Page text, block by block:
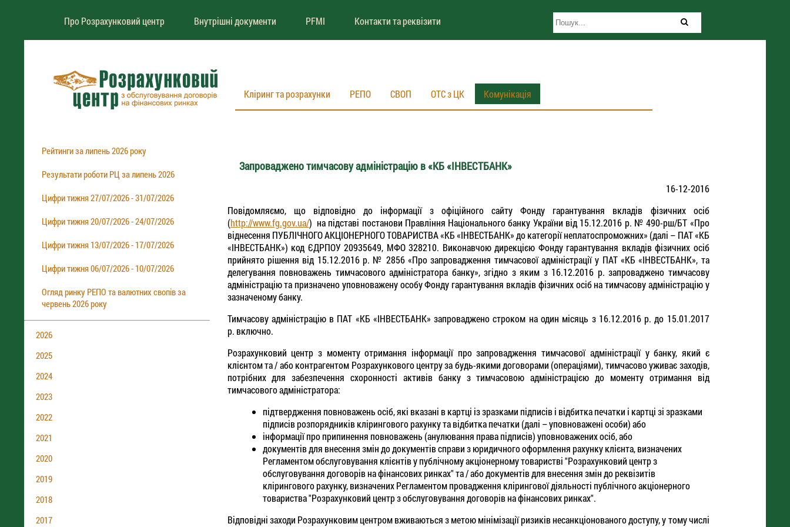
Про Розрахунковий центр Внутрішні документи PFMI Контакти та реквізити
Кліринг та розрахунки РЕПО СВОП ОТС з ЦК Комунікація
Рейтинги за липень 2026 року
Результати роботи РЦ за липень 2026
Цифри тижня 27/07/2026 - 31/07/2026
Цифри тижня 20/07/2026 - 24/07/2026
Цифри тижня 13/07/2026 - 17/07/2026
Цифри тижня 06/07/2026 - 10/07/2026
Огляд ринку РЕПО та валютних свопів за
червень 2026 року
2026
2025
2024
2023
2022
2021
2020
2019
2018
2017
Запроваджено тимчасову адміністрацію в «КБ «ІНВЕСТБАНК»
16-12-2016
Повідомляємо, що відповідно до інформації з офіційного сайту Фонду гарантування вкладів фізичних осіб
(http://www.fg.gov.ua/) на підставі постанови Правління Національного банку України від 15.12.2016 р. № 490-рш/БТ «Про
віднесення ПУБЛІЧНОГО АКЦІОНЕРНОГО ТОВАРИСТВА «КБ «ІНВЕСТБАНК» до категорії неплатоспроможних» (далі – ПАТ «КБ
«ІНВЕСТБАНК») код ЄДРПОУ 20935649, МФО 328210. Виконавчою дирекцією Фонду гарантування вкладів фізичних осіб
прийнято рішення від 15.12.2016 р. № 2856 «Про запровадження тимчасової адміністрації у ПАТ «КБ «ІНВЕСТБАНК», та
делегування повноважень тимчасового адміністратора банку», згідно з яким з 16.12.2016 р. запроваджено тимчасову
адміністрацію та призначено уповноважену особу Фонду гарантування вкладів фізичних осіб на тимчасову адміністрацію у
зазначеному банку.
Тимчасову адміністрацію в ПАТ «КБ «ІНВЕСТБАНК» запроваджено строком на один місяць з 16.12.2016 р. до 15.01.2017
р. включно.
Розрахунковий центр з моменту отримання інформації про запровадження тимчасової адміністрації у банку, який є
клієнтом та / або контрагентом Розрахункового центру за будь-якими договорами (операціями), тимчасово уживає заходів,
потрібних для забезпечення схоронності активів банку з тимчасовою адміністрацією до моменту отримання від
тимчасового адміністратора:
підтвердження повноважень осіб, які вказані в картці із зразками підписів і відбитка печатки і картці зі зразками
підписів розпорядників клірингового рахунку та відбитка печатки (далі – уповноважені особи) або
інформації про припинення повноважень (анулювання права підписів) уповноважених осіб, або
документів для внесення змін до документів справи з юридичного оформлення рахунку клієнта, визначених
Регламентом обслуговування клієнтів у публічному акціонерному товаристві "Розрахунковий центр з
обслуговування договорів на фінансових ринках" та / або документів для внесення змін до реквізитів
клірингового рахунку, визначених Регламентом провадження клірингової діяльності публічного акціонерного
товариства "Розрахунковий центр з обслуговування договорів на фінансових ринках".
Відповідні заходи Розрахунковим центром вживаються з метою мінімізації ризиків несанкціонованого доступу, у тому числі